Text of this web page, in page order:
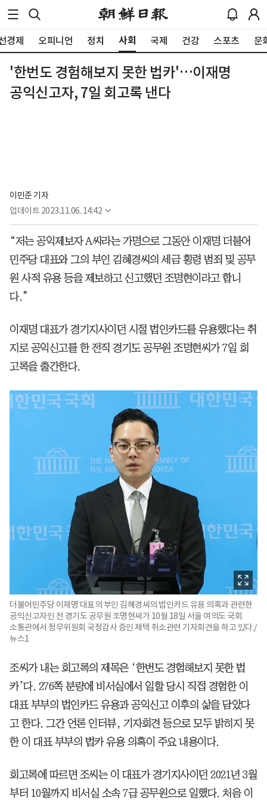
경제 오피니언 정치 사회 국제 건강 스포츠 문
'한번도 경험해보지 못한 법카'…이재명
공익신고자, 7일 회고록 낸다
이민준 기자
업데이트 2023.11.06. 14:42
“저는 공익제보자 A씨라는 가명으로 그동안 이재명 더불어
민주당 대표와 그의 부인 김혜경씨의 세금 횡령 범죄 및 공무
원 사적 유용 등을 제보하고 신고했던 조명현이라고 합니
다.”
이재명 대표가 경기지사이던 시절 법인카드를 유용했다는 취
지로 공익신고를 한 전직 경기도 공무원 조명현씨가 7일 회
고록을 출간한다.
더불어민주당 이재명 대표의 부인 김혜경씨의 법인카드 유용 의혹과 관련한
공익신고자인 전 경기도 공무원 조명현씨가 10월 18일 서울 여의도 국회
소통관에서 정무위원회 국정감사 증인 채택 취소관련 기자회견을 하고 있다./
뉴스1
조씨가 내는 회고록의 제목은 ‘한번도 경험해보지 못한 법
카’다. 276쪽 분량에 비서실에서 일할 당시 직접 경험한 이
대표 부부의 법인카드 유용과 공익신고 이후의 삶을 담았다
고 한다. 그간 언론 인터뷰, 기자회견 등으로 모두 밝히지 못
한 이 대표 부부의 법카 유용 의혹이 주요 내용이다.
회고록에 따르면 조씨는 이 대표가 경기지사이던 2021년 3월
부터 10월까지 비서실 소속 7급 공무원으로 일했다. 처음 이